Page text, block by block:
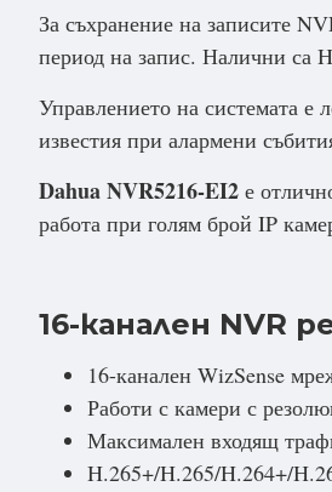
За съхранение на записите
период на запис. Налични са
Управлението на системата
известия при алармени
Dahua NVR5216-EI2 е
работа при голям брой IP
16-канален NVR
16-канален WizSense
Работи с камери с
Максимален входящ
H.265+/H.265/H.264+/